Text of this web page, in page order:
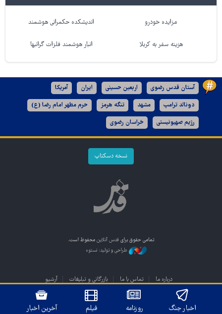
مزایده خودرو اندیشکده حکمرانی هوشمند
هزینه سفر به کربلا انبار هوشمند فلزات گرانبها
آستان قدس رضوی اربعین حسینی ایران آمریکا
دونالد ترامپ مشهد تنگه هرمز حرم مطهر امام رضا (ع)
رژیم صهیونیستی خراسان رضوی
نسخه دسکتاپ
تمامی حقوق برای قدس آنلاین محفوظ است.
طراحی و تولید: نستوه
درباره ما تماس با ما بازرگانی و تبلیغات آرشیو
اخبار جنگ روزنامه فیلم آخرین اخبار